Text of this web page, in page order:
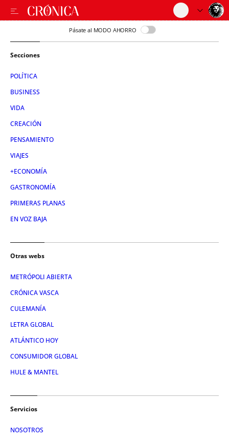
Pásate al MODO AHORRO
Secciones
POLÍTICA
BUSINESS
VIDA
CREACIÓN
PENSAMIENTO
VIAJES
+ECONOMÍA
GASTRONOMÍA
PRIMERAS PLANAS
EN VOZ BAJA
Otras webs
METRÓPOLI ABIERTA
CRÓNICA VASCA
CULEMANÍA
LETRA GLOBAL
ATLÁNTICO HOY
CONSUMIDOR GLOBAL
HULE & MANTEL
Servicios
NOSOTROS